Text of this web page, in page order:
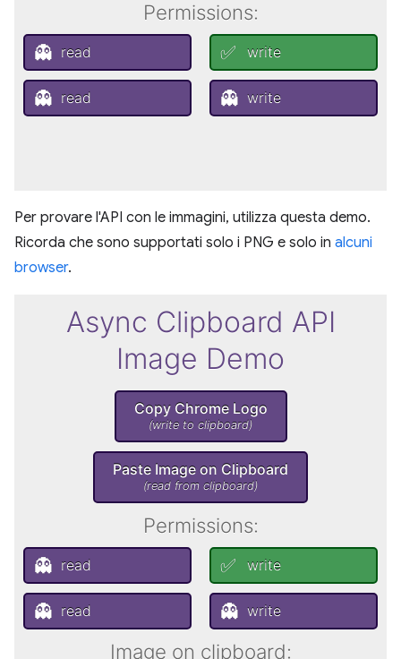
Per provare l'API con le immagini, utilizza questa demo.
Ricorda che sono supportati solo i PNG e solo in alcuni
browser.